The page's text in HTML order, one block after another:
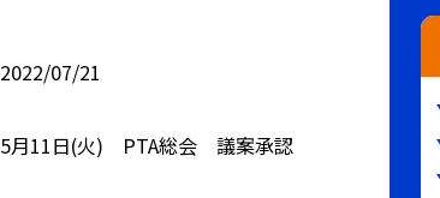
2022/07/21
5月11日(火) PTA総会 議案承認